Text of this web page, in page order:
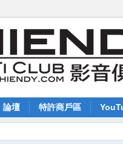
論壇 特許商戶區